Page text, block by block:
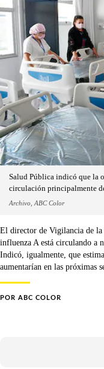
Salud Pública indicó que la
circulación principalmente
Archivo, ABC Color
El director de Vigilancia de
influenza A está circulando a
Indicó, igualmente, que
aumentarían en las próximas
POR ABC COLOR